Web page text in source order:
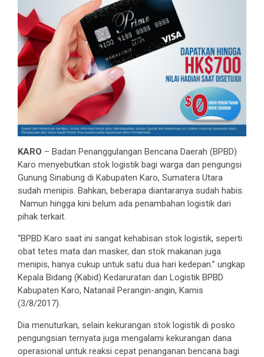
KARO – Badan Penanggulangan Bencana Daerah ‎(BPBD)
Karo menyebutkan stok logistik bagi warga dan pengungsi
Gunung Sinabung di Kabupaten Karo, Sumatera Utara
sudah menipis. Bahkan, beberapa diantaranya sudah habis.
Namun hingga kini belum ada penambahan logistik dari
pihak terkait.
“BPBD Karo saat ini sangat kehabisan stok logistik, seperti
obat tetes mata dan masker, dan stok makanan juga
menipis, hanya cukup untuk satu dua hari kedepan.” ungkap
Kepala Bidang (Kabid) Kedaruratan dan Logistik BPBD
Kabupaten Karo‎, Natanail Perangin-angin, Kamis
(3/8/2017).
‎Dia menuturkan, selain kekurangan stok logistik di posko
pengungsian ternyata juga mengalami kekurangan dana
operasional untuk reaksi cepat penanganan bencana bagi